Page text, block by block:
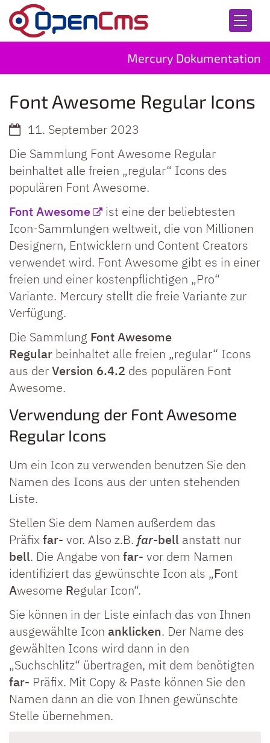
Zum Inhalt springen
Mercury Dokumentation
Font Awesome Regular Icons
11. September 2023
Die Sammlung Font Awesome Regular
beinhaltet alle freien „regular“ Icons des
populären Font Awesome.
Font Awesome
ist eine der beliebtesten
Icon-Sammlungen weltweit, die von Millionen
Designern, Entwicklern und Content Creators
verwendet wird. Font Awesome gibt es in einer
freien und einer kostenpflichtigen „Pro“
Variante. Mercury stellt die freie Variante zur
Verfügung.
Die Sammlung Font Awesome
Regular beinhaltet alle freien „regular“ Icons
aus derVersion 6.4.2 des populären Font
Awesome.
Verwendung der Font Awesome
Regular Icons
Um ein Icon zu verwenden benutzen Sie den
Namen des Icons aus der unten stehenden
Liste.
Stellen Sie dem Namen außerdem das
Präfix far- vor. Also z.B. far-bell anstatt nur
bell. Die Angabe von far- vor dem Namen
identifiziert das gewünschte Icon als „Font
Awesome Regular Icon“.
Sie können in der Liste einfach das von Ihnen
ausgewählte Icon anklicken. Der Name des
gewählten Icons wird dann in den
„Suchschlitz“ übertragen, mit dem benötigten
far- Präfix. Mit Copy & Paste können Sie den
Namen dann an die von Ihnen gewünschte
Stelle übernehmen.